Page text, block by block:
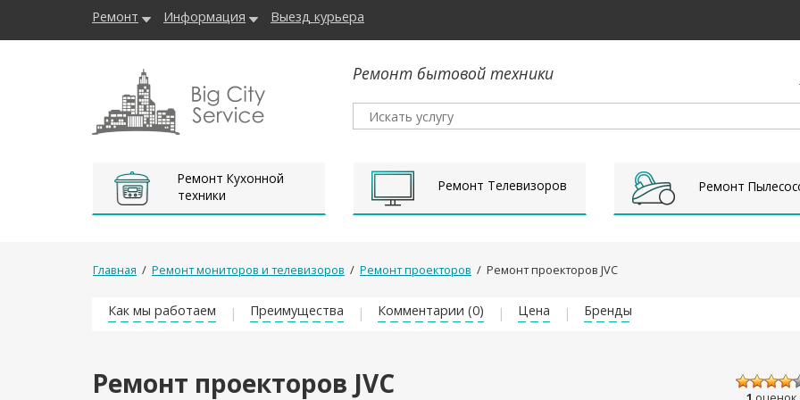
Ремонт Информация Выезд курьера
Ремонт бытовой техники
Ремонт Кухонной
техники
Ремонт Телевизоров Ремонт
Главная / Ремонт мониторов и телевизоров / Ремонт проекторов / Ремонт проекторов JVC
Как мы работаем Преимущества Комментарии (0) Цена Бренды
Ремонт проекторов JVC